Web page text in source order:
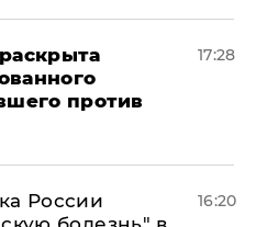
против
17:28
России
16:20